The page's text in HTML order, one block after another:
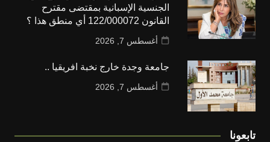
الجنسية الإسبانية بمقتضى مقترح
القانون 122/000072 أي منطق هذا ؟
أغسطس 7, 2026
جامعة وجدة خارج نخبة افريقيا ..
أغسطس 7, 2026
تابعونا